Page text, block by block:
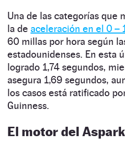
Una de las categorías que
la de aceleración en el 0 –
60 millas por hora según
estadounidenses. En esta
logrado 1,74 segundos,
asegura 1,69 segundos,
los casos está ratificado
Guinness.
El motor del